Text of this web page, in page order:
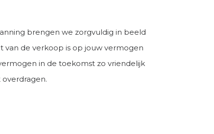
brengen we zorgvuldig in beeld
van de verkoop is op jouw vermogen
in de toekomst zo vriendelijk